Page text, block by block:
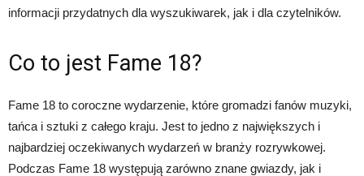
informacji przydatnych dla wyszukiwarek, jak i dla czytelników.
Co to jest Fame 18?
Fame 18 to coroczne wydarzenie, które gromadzi fanów muzyki,
tańca i sztuki z całego kraju. Jest to jedno z największych i
najbardziej oczekiwanych wydarzeń w branży rozrywkowej.
Podczas Fame 18 występują zarówno znane gwiazdy, jak i